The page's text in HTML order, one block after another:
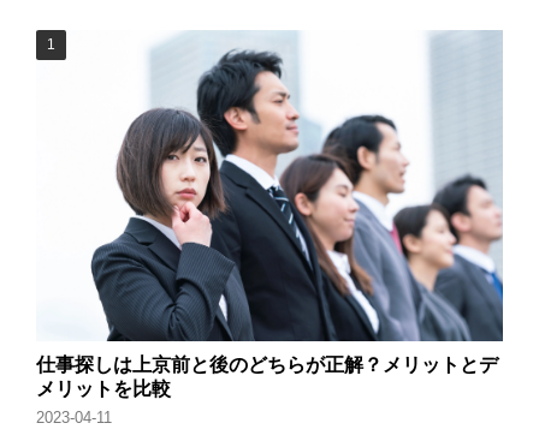
仕事探しは上京前と後のどちらが正解？メリットとデ
メリットを比較
2023-04-11